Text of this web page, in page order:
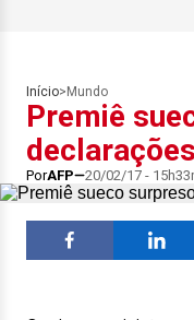
Início> Mundo
Premiê
PorAFP 20/02/17 -